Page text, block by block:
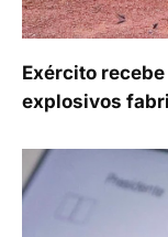
Exército
explosivos